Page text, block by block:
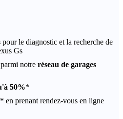
pour le diagnostic et la recherche de
Gs
notre réseau de garages
50%*
en prenant rendez-vous en ligne